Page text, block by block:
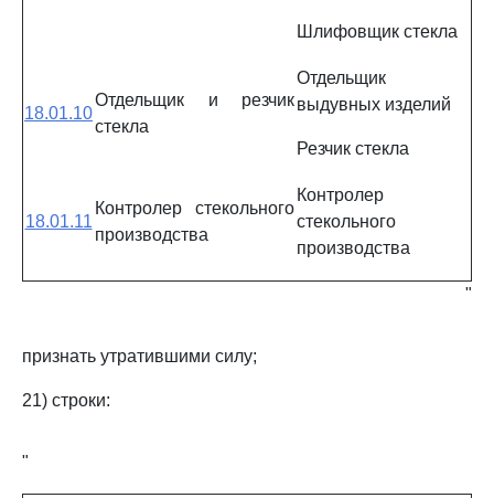
Шлифовщик стекла
18.01.10
Отдельщик и резчик
стекла
Отдельщик
выдувных изделий
Резчик стекла
18.01.11
Контролер стекольного
производства
Контролер
стекольного
производства
"
признать утратившими силу;
21) строки:
"